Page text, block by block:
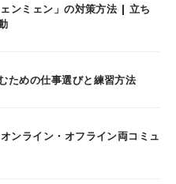
ンミェン」の対策方法 | 立ち
ための仕事選びと練習方法
ンライン・オフライン両コミュ